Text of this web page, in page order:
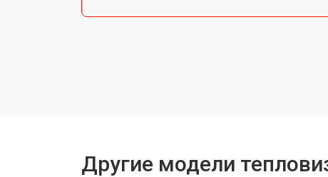
Другие модели